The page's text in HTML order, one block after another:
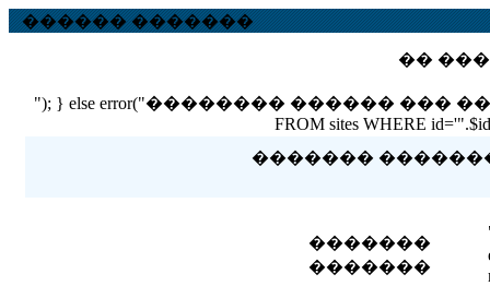
������ �������
��
"); } else error("�������� ������ ��� ������
FROM sites WHERE
�������
�������
�������